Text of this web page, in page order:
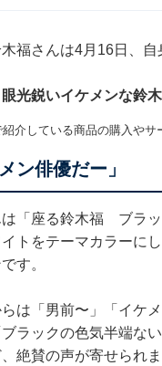
福さんは4月16日、自
眼光鋭いイケメンな鈴
介している商品の購入やサ
ン俳優だー」
「座る鈴木福 ブラ
イトをテーマカラーに
す。
は「男前〜」「イケ
ラックの色気半端な
絶賛の声が寄せられま